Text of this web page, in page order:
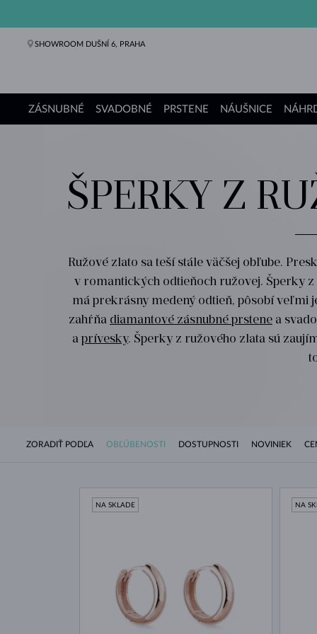
SHOWROOM DUŠNÍ 6, PRAHA
ZÁSNUBNÉ SVADOBNÉ PRSTENE NÁUŠNICE
ŠPERKY Z
Ružové zlato sa teší stále väčšej obľube.
v romantických odtieňoch ružovej. Šperky
má prekrásny medený odtieň, pôsobí veľmi
zahŕňa diamantové zásnubné prstene a
aprívesky. Šperky z ružového zlata sú
ZORADIŤ PODĽA OBĽÚBENOSTI DOSTUPNOSTI NOVINIEK
NA SKLADE NA